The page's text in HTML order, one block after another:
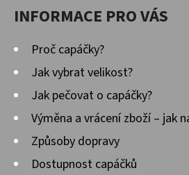
INFORMACE PRO VÁS
Proč capáčky?
Jak vybrat velikost?
Jak pečovat o capáčky?
Výměna a vrácení zboží – jak
Způsoby dopravy
Dostupnost capáčků